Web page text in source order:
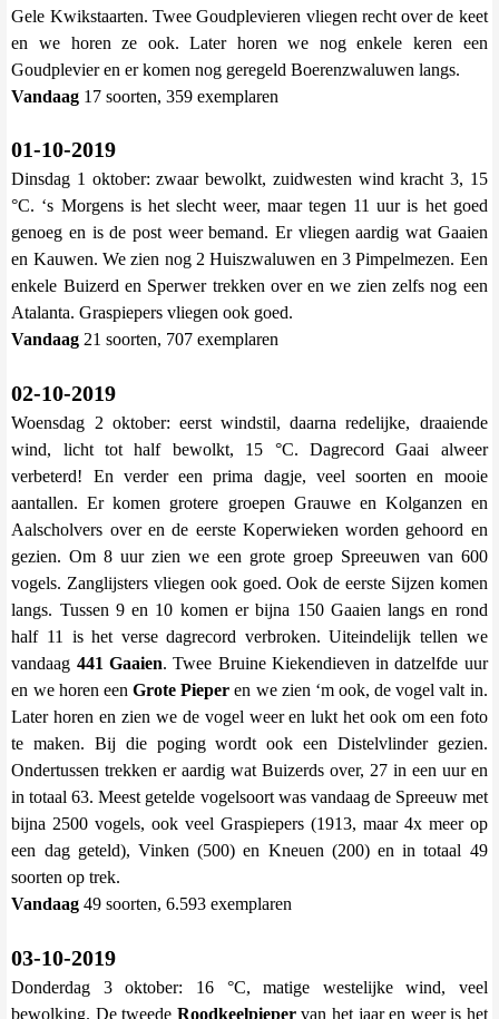
Gele Kwikstaarten. Twee Goudplevieren vliegen recht over de keet
en we horen ze ook. Later horen we nog enkele keren een
Goudplevier en er komen nog geregeld Boerenzwaluwen langs.
Vandaag 17 soorten, 359 exemplaren
01-10-2019
Dinsdag 1 oktober: zwaar bewolkt, zuidwesten wind kracht 3, 15
°C. ‘s Morgens is het slecht weer, maar tegen 11 uur is het goed
genoeg en is de post weer bemand. Er vliegen aardig wat Gaaien
en Kauwen. We zien nog 2 Huiszwaluwen en 3 Pimpelmezen. Een
enkele Buizerd en Sperwer trekken over en we zien zelfs nog een
Atalanta. Graspiepers vliegen ook goed.
Vandaag 21 soorten, 707 exemplaren
02-10-2019
Woensdag 2 oktober: eerst windstil, daarna redelijke, draaiende
wind, licht tot half bewolkt, 15 °C. Dagrecord Gaai alweer
verbeterd! En verder een prima dagje, veel soorten en mooie
aantallen. Er komen grotere groepen Grauwe en Kolganzen en
Aalscholvers over en de eerste Koperwieken worden gehoord en
gezien. Om 8 uur zien we een grote groep Spreeuwen van 600
vogels. Zanglijsters vliegen ook goed. Ook de eerste Sijzen komen
langs. Tussen 9 en 10 komen er bijna 150 Gaaien langs en rond
half 11 is het verse dagrecord verbroken. Uiteindelijk tellen we
vandaag 441 Gaaien. Twee Bruine Kiekendieven in datzelfde uur
en we horen eenGrote Pieper en we zien ‘m ook, de vogel valt in.
Later horen en zien we de vogel weer en lukt het ook om een foto
te maken. Bij die poging wordt ook een Distelvlinder gezien.
Ondertussen trekken er aardig wat Buizerds over, 27 in een uur en
in totaal 63. Meest getelde vogelsoort was vandaag de Spreeuw met
bijna 2500 vogels, ook veel Graspiepers (1913, maar 4x meer op
een dag geteld), Vinken (500) en Kneuen (200) en in totaal 49
soorten op trek.
Vandaag 49 soorten, 6.593 exemplaren
03-10-2019
Donderdag 3 oktober: 16 °C, matige westelijke wind, veel
bewolking. De tweede Roodkeelpiepervan het jaar en weer is het